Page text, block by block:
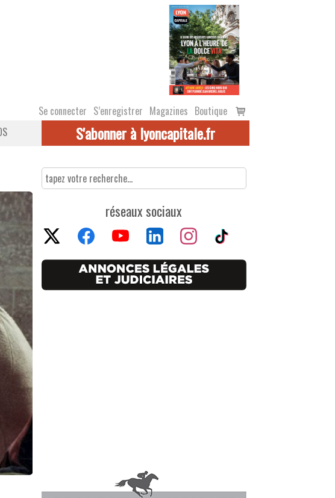
Se connecter S’enregistrer Magazines Boutique
Voir
le
S'abonner à lyoncapitale.fr
réseaux sociaux